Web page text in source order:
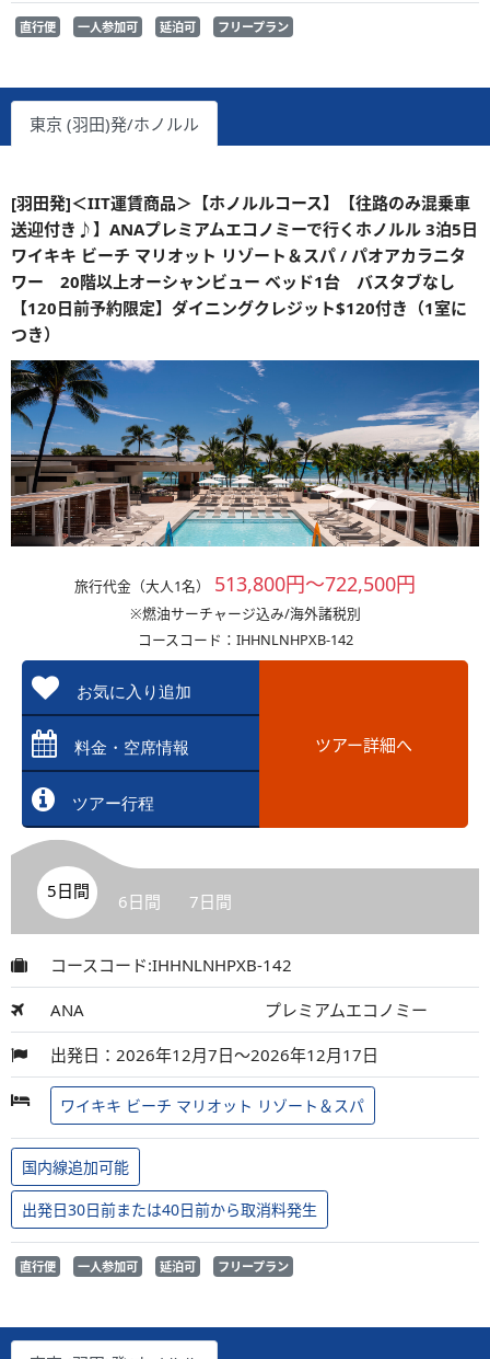
直行便 一人参加可 延泊可 フリープラン
東京 (羽田)発/ホノルル
[羽田発]＜IIT運賃商品＞【ホノルルコース】【往路のみ混乗車
送迎付き♪】ANAプレミアムエコノミーで行くホノルル 3泊5日
ワイキキ ビーチ マリオット リゾート＆スパ / パオアカラニタ
ワー 20階以上オーシャンビュー ベッド1台 バスタブなし
【120日前予約限定】ダイニングクレジット$120付き（1室に
つき）
旅行代金（大人1名） 513,800円～722,500円
※燃油サーチャージ込み/海外諸税別
コースコード：IHHNLNHPXB-142
お気に入り追加
料金・空席情報
ツアー行程
ツアー詳細へ
5日間 6日間 7日間
コースコード:IHHNLNHPXB-142
ANA プレミアムエコノミー
出発日：2026年12月7日～2026年12月17日
ワイキキ ビーチ マリオット リゾート＆スパ
国内線追加可能
出発日30日前または40日前から取消料発生
直行便 一人参加可 延泊可 フリープラン